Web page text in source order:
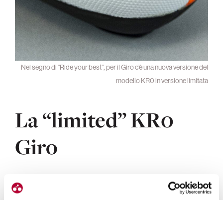
Nel segno di “Ride your best”, per il Giro c’è una nuova versione del
modello KR0 in versione limitata
La “limited” KR0
Giro
La sigla KR0 identifica e rappresenta per Dmt